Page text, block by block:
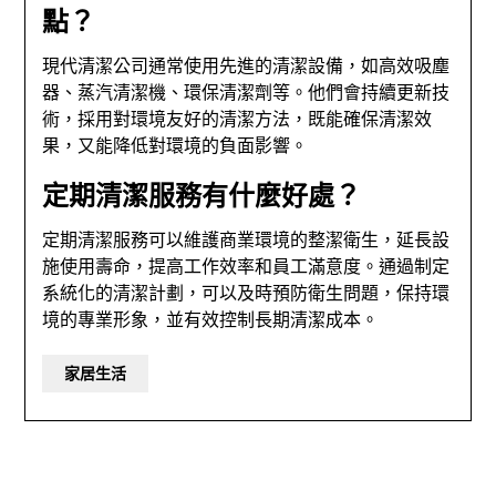
點？
現代清潔公司通常使用先進的清潔設備，如高效吸塵
器、蒸汽清潔機、環保清潔劑等。他們會持續更新技
術，採用對環境友好的清潔方法，既能確保清潔效
果，又能降低對環境的負面影響。
定期清潔服務有什麼好處？
定期清潔服務可以維護商業環境的整潔衛生，延長設
施使用壽命，提高工作效率和員工滿意度。通過制定
系統化的清潔計劃，可以及時預防衛生問題，保持環
境的專業形象，並有效控制長期清潔成本。
家居生活